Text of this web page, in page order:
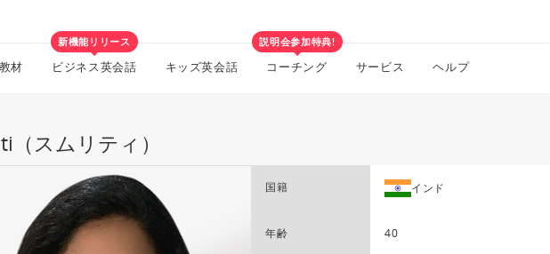
材
新機能リリース
ビジネス英会話 キッズ英会話
説明会参加特典!
コーチング サービス ヘルプ
（スムリティ）
国籍 インド
年齢 40